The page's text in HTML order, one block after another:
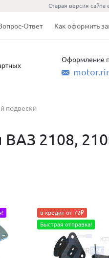
Старая версия сайта
Ответ Как оформить
Оформление
подвески
2108,
в кредит от 72₽
Быстрая отправка!